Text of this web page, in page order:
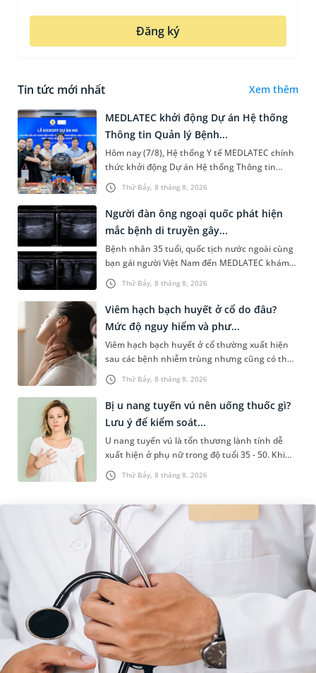
Đăng ký
Tin tức mới nhất Xem thêm
Thứ Bảy, 8 tháng 8, 2026
MEDLATEC khởi động Dự án Hệ thống
Thông tin Quản lý Bệnh...
Hôm nay (7/8), Hệ thống Y tế MEDLATEC chính
thức khởi động Dự án Hệ thống Thông tin
Quản lý Bệnh viện (HIS - Hospital Information
System) giai đoạn mới. Dự á...
Thứ Bảy, 8 tháng 8, 2026
Người đàn ông ngoại quốc phát hiện
mắc bệnh di truyền gây...
Bệnh nhân 35 tuổi, quốc tịch nước ngoài cùng
bạn gái người Việt Nam đến MEDLATEC khám
sức khỏe tiền hôn nhân. Qua thăm khám và
làm các xét nghiệm chuyên sâu,...
Thứ Bảy, 8 tháng 8, 2026
Viêm hạch bạch huyết ở cổ do đâu?
Mức độ nguy hiểm và phư...
Viêm hạch bạch huyết ở cổ thường xuất hiện
sau các bệnh nhiễm trùng nhưng cũng có thể
liên quan đến lao hạch hoặc ung thư. Để tìm
hiểu nguyên nhân gây viêm,...
Thứ Bảy, 8 tháng 8, 2026
Bị u nang tuyến vú nên uống thuốc gì?
Lưu ý để kiểm soát...
U nang tuyến vú là tổn thương lành tính dễ
xuất hiện ở phụ nữ trong độ tuổi 35 - 50. Khi
được chẩn đoán mắc bệnh, nhiều người
thường băn khoăn u nang tuyến v...